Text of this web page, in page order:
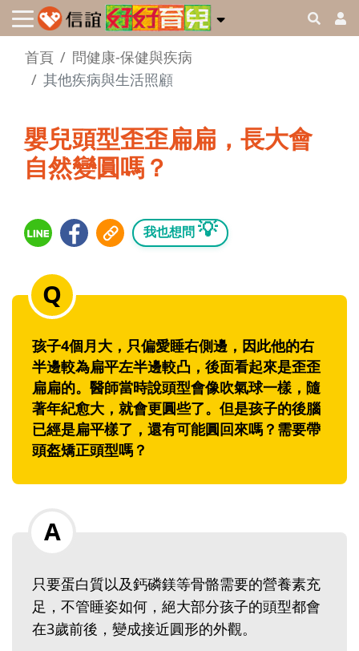
首頁
問健康-保健與疾病
其他疾病與生活照顧
嬰兒頭型歪歪扁扁，長大會
自然變圓嗎？
我也想問 💡
孩子4個月大，只偏愛睡右側邊，因此他的右
半邊較為扁平左半邊較凸，後面看起來是歪歪
扁扁的。醫師當時說頭型會像吹氣球一樣，隨
著年紀愈大，就會更圓些了。但是孩子的後腦
已經是扁平樣了，還有可能圓回來嗎？需要帶
頭盔矯正頭型嗎？
只要蛋白質以及鈣磷鎂等骨骼需要的營養素充
足，不管睡姿如何，絕大部分孩子的頭型都會
在3歲前後，變成接近圓形的外觀。